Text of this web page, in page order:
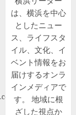
）
は、横浜を中心
としたニュー
ス、ライフスタ
イル、文化、イ
ベント情報をお
届けするオンラ
インメディアで
す。 地域に根
ざした視点か